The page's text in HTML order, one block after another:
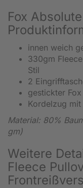
Fox
innen weich
330gm
Stil
2
gestickter
Kordelzug
Material: 80%
gm)
Weitere
Fleece